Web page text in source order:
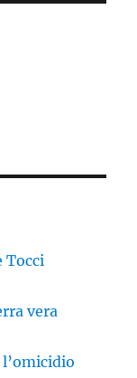
Tocci
vera